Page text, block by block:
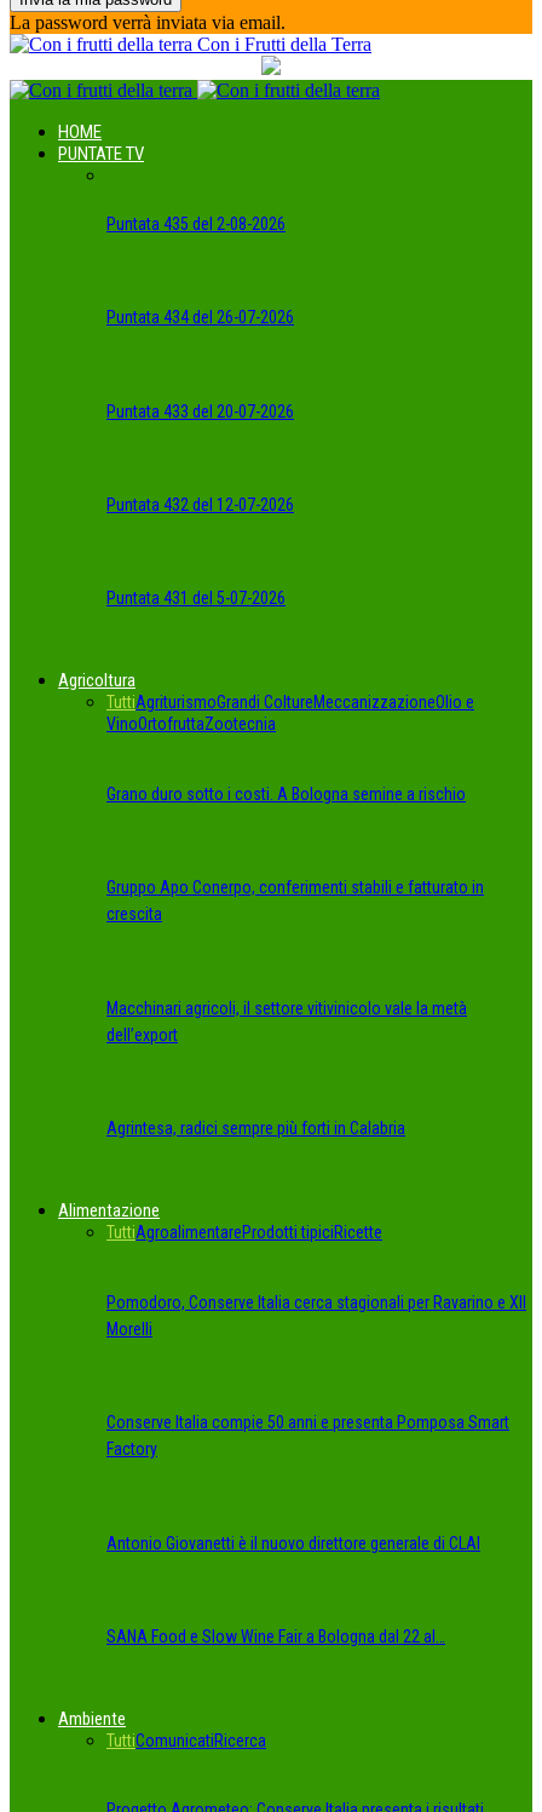
La password verrà inviata via email.
Con i Frutti della Terra
HOME
PUNTATE TV
Puntata 435 del 2-08-2026
Puntata 434 del 26-07-2026
Puntata 433 del 20-07-2026
Puntata 432 del 12-07-2026
Puntata 431 del 5-07-2026
Agricoltura
TuttiAgriturismoGrandi ColtureMeccanizzazioneOlio e
VinoOrtofruttaZootecnia
Grano duro sotto i costi. A Bologna semine a rischio
Gruppo Apo Conerpo, conferimenti stabili e fatturato in
crescita
Macchinari agricoli, il settore vitivinicolo vale la metà
dell’export
Agrintesa, radici sempre più forti in Calabria
Alimentazione
TuttiAgroalimentareProdotti tipiciRicette
Pomodoro, Conserve Italia cerca stagionali per Ravarino e XII
Morelli
Conserve Italia compie 50 anni e presenta Pomposa Smart
Factory
Antonio Giovanetti è il nuovo direttore generale di CLAI
SANA Food e Slow Wine Fair a Bologna dal 22 al…
Ambiente
TuttiComunicatiRicerca